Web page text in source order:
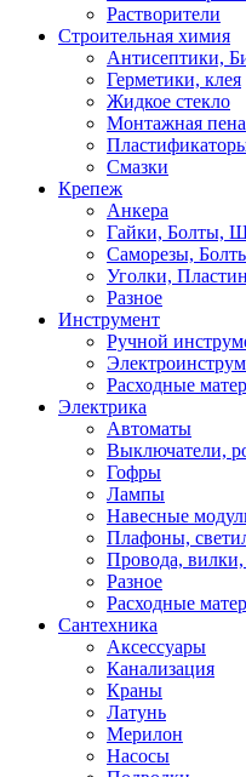
Растворители
Строительная химия
Антисептики,
Герметики, клея
Жидкое стекло
Монтажная пена
Смазки
Крепеж
Анкера
Гайки, Болты,
Саморезы,
Уголки,
Разное
Инструмент
Ручной
Расходные
Электрика
Автоматы
Выключатели,
Гофры
Лампы
Навесные
Плафоны,
Провода, вилки,
Разное
Расходные
Сантехника
Аксессуары
Канализация
Краны
Латунь
Мерилон
Насосы